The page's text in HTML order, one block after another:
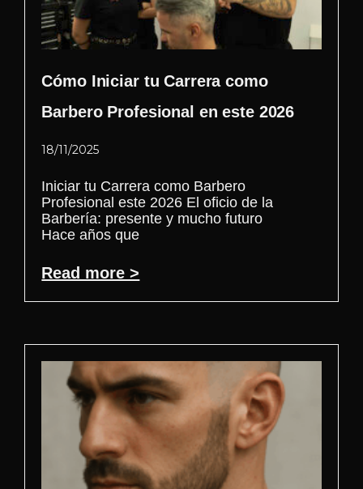
Cómo Iniciar tu Carrera como
Barbero Profesional en este 2026
18/11/2025
Iniciar tu Carrera como Barbero
Profesional este 2026 El oficio de la
Barbería: presente y mucho futuro
Hace años que
Read more >